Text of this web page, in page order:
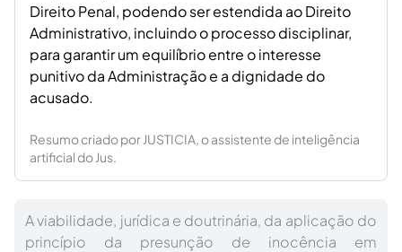
Direito Penal, podendo ser estendida ao Direito
Administrativo, incluindo o processo disciplinar,
para garantir um equilíbrio entre o interesse
punitivo da Administração e a dignidade do
acusado.
Resumo criado por JUSTICIA, o assistente de inteligência
artificial do Jus.
A viabilidade, jurídica e doutrinária, da aplicação do
princípio da presunção de inocência em